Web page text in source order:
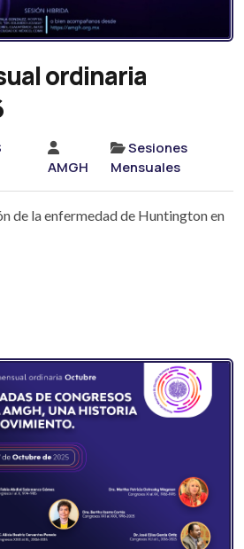
ordinaria
AMGH
Sesiones
Mensuales
de la enfermedad de Huntington en